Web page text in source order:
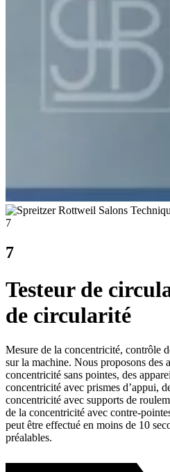
7
7
Testeur de
de circularité
Mesure de la concentricité, contrôle
sur la machine. Nous proposons des
concentricité sans pointes, des
concentricité avec prismes d’appui,
concentricité avec supports de
de la concentricité avec contre-
peut être effectué en moins de 10
préalables.